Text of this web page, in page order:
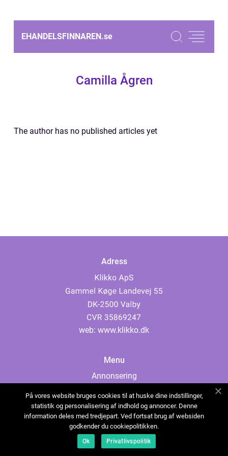
EHANDELSFINNAREN.se
Camilla Ågren
The author has no published articles yet
Adress
web: www.klikko.dk
Menu
Annonsering
Cookies
Kontakta oss
Sitemap
På vores website bruges cookies til at huske dine indstillinger,
statistik og personalisering af indhold og annoncer. Denne
information deles med tredjepart. Ved fortsat brug af websiden
godkender du cookiepolitikken.
Ok Privatlivspolitik